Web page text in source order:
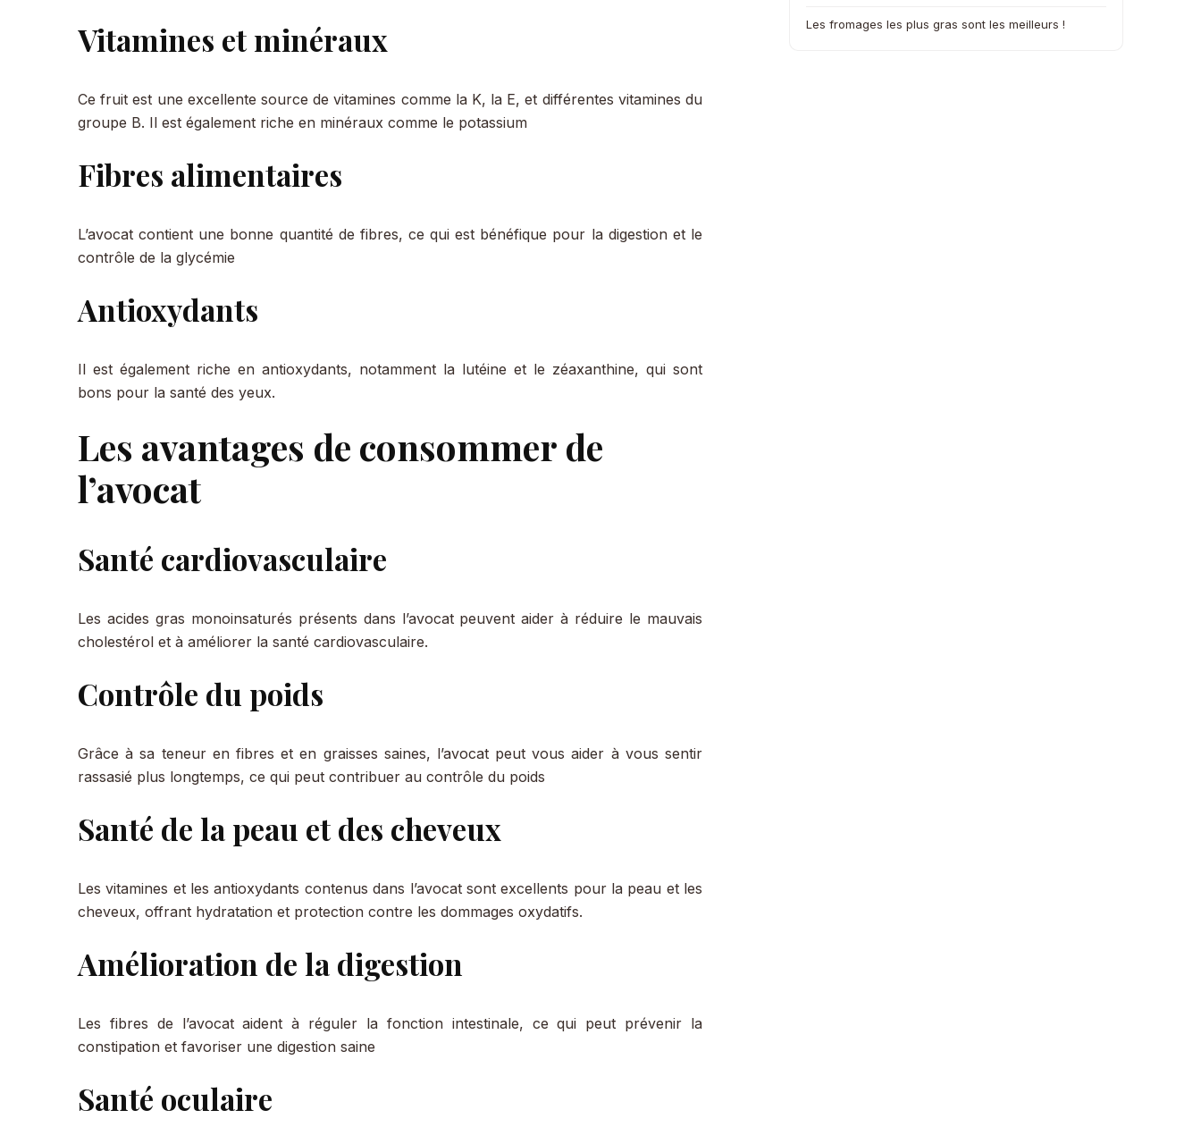
Vitamines et minéraux
Ce fruit est une excellente source de vitamines comme la K, la E, et différentes vitamines du
groupe B. Il est également riche en minéraux comme le potassium
Fibres alimentaires
L’avocat contient une bonne quantité de fibres, ce qui est bénéfique pour la digestion et le
contrôle de la glycémie
Antioxydants
Il est également riche en antioxydants, notamment la lutéine et le zéaxanthine, qui sont
bons pour la santé des yeux.
Les avantages de consommer de
l’avocat
Santé cardiovasculaire
Les acides gras monoinsaturés présents dans l’avocat peuvent aider à réduire le mauvais
cholestérol et à améliorer la santé cardiovasculaire.
Contrôle du poids
Grâce à sa teneur en fibres et en graisses saines, l’avocat peut vous aider à vous sentir
rassasié plus longtemps, ce qui peut contribuer au contrôle du poids
Santé de la peau et des cheveux
Les vitamines et les antioxydants contenus dans l’avocat sont excellents pour la peau et les
cheveux, offrant hydratation et protection contre les dommages oxydatifs.
Amélioration de la digestion
Les fibres de l’avocat aident à réguler la fonction intestinale, ce qui peut prévenir la
constipation et favoriser une digestion saine
Santé oculaire
Les fromages les plus gras sont les meilleurs !